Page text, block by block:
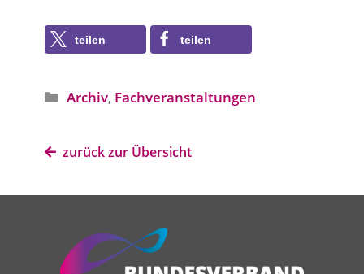
teilen teilen
Angebotstyp
Archiv, Fachveranstaltungen
zurück zur Übersicht